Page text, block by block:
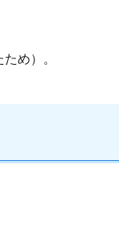
め）。